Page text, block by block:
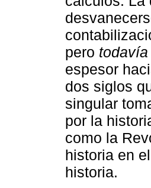
pero todavía
espesor
dos siglos
singular
por la
como la
historia en
historia.